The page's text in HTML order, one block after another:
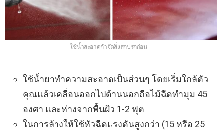
ใช้น้ำสะอาดกำจัดสิ่งสกปรกก่อน
ใช้น้ำยาทำความสะอาดเป็นส่วนๆ โดยเริ่มใกล้ตัว
คุณแล้วเคลื่อนออกไปด้านนอกถือไม้ฉีดทำมุม 45
องศา และห่างจากพื้นผิว 1-2 ฟุต
ในการล้างให้ใช้หัวฉีดแรงดันสูงกว่า (15 หรือ 25